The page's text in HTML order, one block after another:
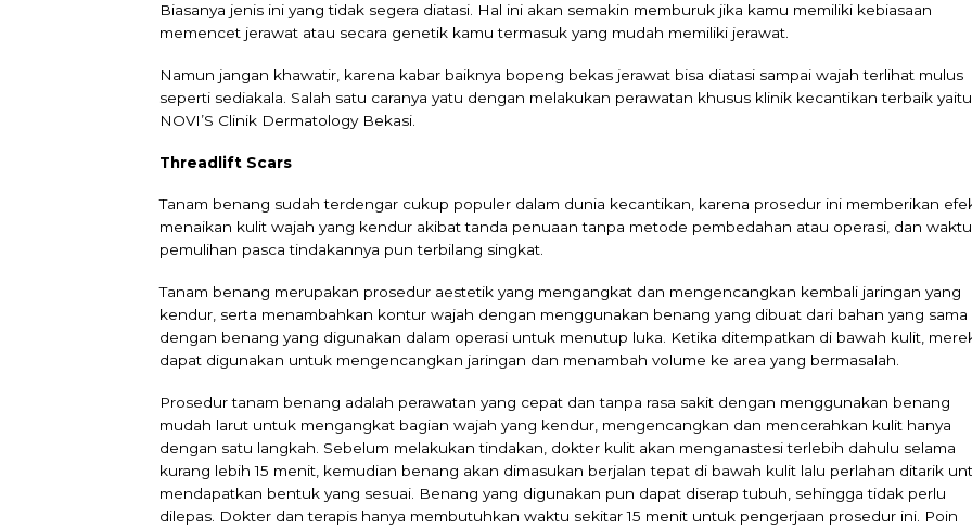
Biasanya jenis ini yang tidak segera diatasi. Hal ini akan semakin memburuk jika kamu memiliki kebiasaan
memencet jerawat atau secara genetik kamu termasuk yang mudah memiliki jerawat.
Namun jangan khawatir, karena kabar baiknya bopeng bekas jerawat bisa diatasi sampai wajah terlihat mulus
seperti sediakala. Salah satu caranya yatu dengan melakukan perawatan khusus klinik kecantikan terbaik yaitu
NOVI’S Clinik Dermatology Bekasi.
Threadlift Scars
Tanam benang sudah terdengar cukup populer dalam dunia kecantikan, karena prosedur ini memberikan
menaikan kulit wajah yang kendur akibat tanda penuaan tanpa metode pembedahan atau operasi, dan waktu
pemulihan pasca tindakannya pun terbilang singkat.
Tanam benang merupakan prosedur aestetik yang mengangkat dan mengencangkan kembali jaringan yang
kendur, serta menambahkan kontur wajah dengan menggunakan benang yang dibuat dari bahan yang sama
dengan benang yang digunakan dalam operasi untuk menutup luka. Ketika ditempatkan di bawah kulit,
dapat digunakan untuk mengencangkan jaringan dan menambah volume ke area yang bermasalah.
Prosedur tanam benang adalah perawatan yang cepat dan tanpa rasa sakit dengan menggunakan benang
mudah larut untuk mengangkat bagian wajah yang kendur, mengencangkan dan mencerahkan kulit hanya
dengan satu langkah. Sebelum melakukan tindakan, dokter kulit akan menganastesi terlebih dahulu selama
kurang lebih 15 menit, kemudian benang akan dimasukan berjalan tepat di bawah kulit lalu perlahan ditarik
mendapatkan bentuk yang sesuai. Benang yang digunakan pun dapat diserap tubuh, sehingga tidak perlu
dilepas. Dokter dan terapis hanya membutuhkan waktu sekitar 15 menit untuk pengerjaan prosedur ini. Poin